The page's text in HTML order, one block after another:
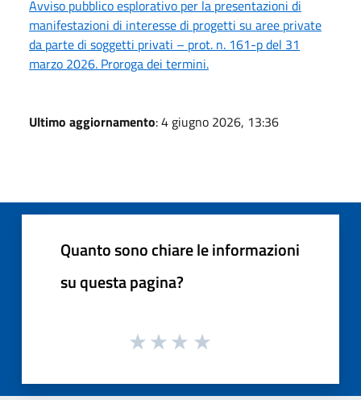
Avviso pubblico esplorativo per la presentazioni di
manifestazioni di interesse di progetti su aree private
da parte di soggetti privati – prot. n. 161-p del 31
marzo 2026. Proroga dei termini.
Ultimo aggiornamento: 4 giugno 2026, 13:36
Quanto sono chiare le informazioni
su questa pagina?